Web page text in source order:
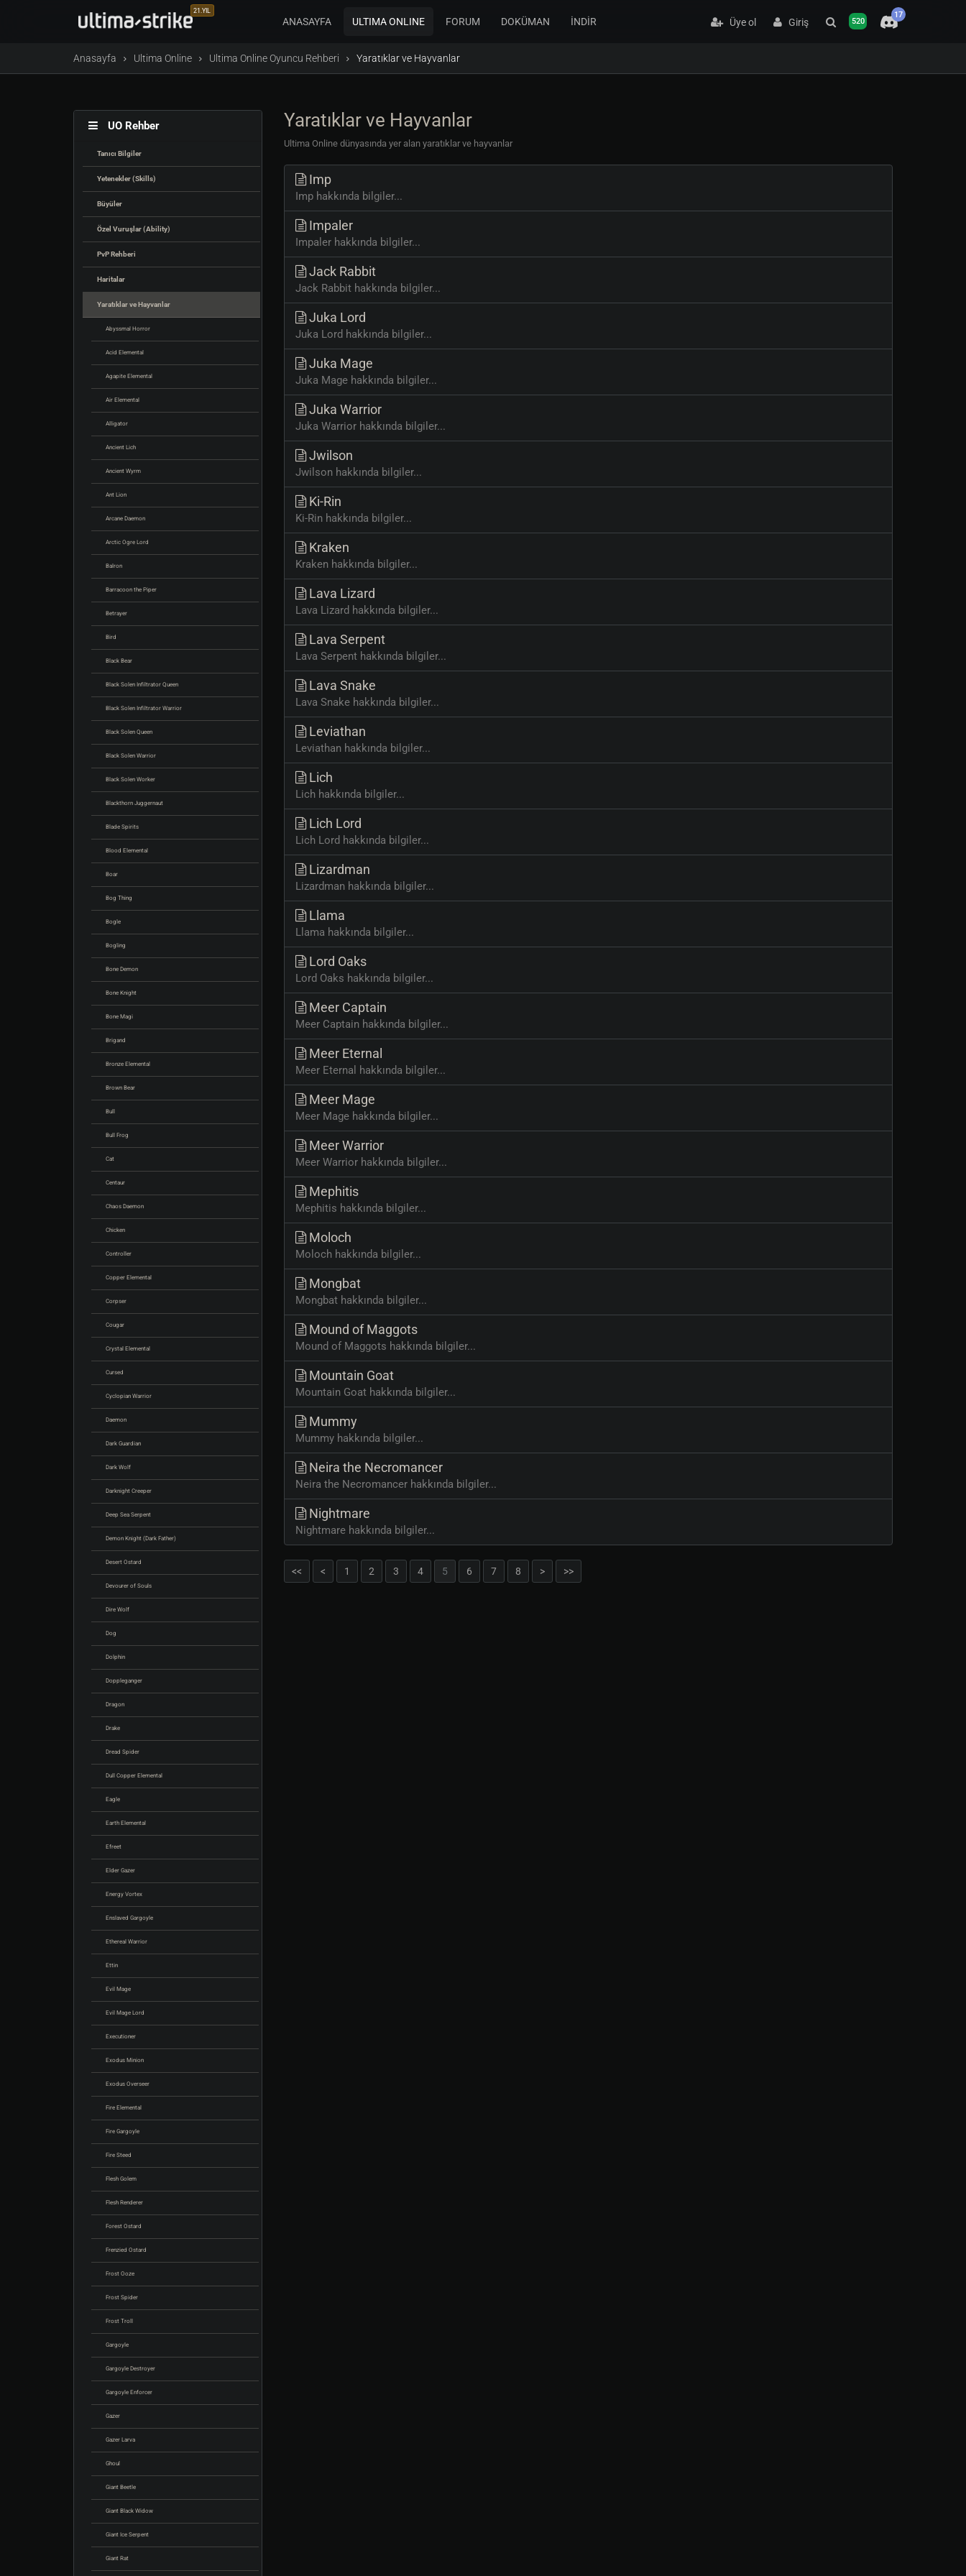
21.YIL
ANASAYFA ULTIMA ONLINE FORUM DOKÜMAN İNDİR Üye ol Giriş 520
17
Anasayfa Ultima Online Ultima Online Oyuncu Rehberi Yaratıklar ve Hayvanlar
UO Rehber
Tanıcı Bilgiler
Yetenekler (Skills)
Büyüler
Özel Vuruşlar (Ability)
PvP Rehberi
Haritalar
Yaratıklar ve Hayvanlar
Abyssmal Horror
Acid Elemental
Agapite Elemental
Air Elemental
Alligator
Ancient Lich
Ancient Wyrm
Ant Lion
Arcane Daemon
Arctic Ogre Lord
Balron
Barracoon the Piper
Betrayer
Bird
Black Bear
Black Solen Infiltrator Queen
Black Solen Infiltrator Warrior
Black Solen Queen
Black Solen Warrior
Black Solen Worker
Blackthorn Juggernaut
Blade Spirits
Blood Elemental
Boar
Bog Thing
Bogle
Bogling
Bone Demon
Bone Knight
Bone Magi
Brigand
Bronze Elemental
Brown Bear
Bull
Bull Frog
Cat
Centaur
Chaos Daemon
Chicken
Controller
Copper Elemental
Corpser
Cougar
Crystal Elemental
Cursed
Cyclopian Warrior
Daemon
Dark Guardian
Dark Wolf
Darknight Creeper
Deep Sea Serpent
Demon Knight (Dark Father)
Desert Ostard
Devourer of Souls
Dire Wolf
Dog
Dolphin
Doppleganger
Dragon
Drake
Dread Spider
Dull Copper Elemental
Eagle
Earth Elemental
Efreet
Elder Gazer
Energy Vortex
Enslaved Gargoyle
Ethereal Warrior
Ettin
Evil Mage
Evil Mage Lord
Executioner
Exodus Minion
Exodus Overseer
Fire Elemental
Fire Gargoyle
Fire Steed
Flesh Golem
Flesh Renderer
Forest Ostard
Frenzied Ostard
Frost Ooze
Frost Spider
Frost Troll
Gargoyle
Gargoyle Destroyer
Gargoyle Enforcer
Gazer
Gazer Larva
Ghoul
Giant Beetle
Giant Black Widow
Giant Ice Serpent
Giant Rat
Yaratıklar ve Hayvanlar
Ultima Online dünyasında yer alan yaratıklar ve hayvanlar
Imp
Imp hakkında bilgiler...
Impaler
Impaler hakkında bilgiler...
Jack Rabbit
Jack Rabbit hakkında bilgiler...
Juka Lord
Juka Lord hakkında bilgiler...
Juka Mage
Juka Mage hakkında bilgiler...
Juka Warrior
Juka Warrior hakkında bilgiler...
Jwilson
Jwilson hakkında bilgiler...
Ki-Rin
Ki-Rin hakkında bilgiler...
Kraken
Kraken hakkında bilgiler...
Lava Lizard
Lava Lizard hakkında bilgiler...
Lava Serpent
Lava Serpent hakkında bilgiler...
Lava Snake
Lava Snake hakkında bilgiler...
Leviathan
Leviathan hakkında bilgiler...
Lich
Lich hakkında bilgiler...
Lich Lord
Lich Lord hakkında bilgiler...
Lizardman
Lizardman hakkında bilgiler...
Llama
Llama hakkında bilgiler...
Lord Oaks
Lord Oaks hakkında bilgiler...
Meer Captain
Meer Captain hakkında bilgiler...
Meer Eternal
Meer Eternal hakkında bilgiler...
Meer Mage
Meer Mage hakkında bilgiler...
Meer Warrior
Meer Warrior hakkında bilgiler...
Mephitis
Mephitis hakkında bilgiler...
Moloch
Moloch hakkında bilgiler...
Mongbat
Mongbat hakkında bilgiler...
Mound of Maggots
Mound of Maggots hakkında bilgiler...
Mountain Goat
Mountain Goat hakkında bilgiler...
Mummy
Mummy hakkında bilgiler...
Neira the Necromancer
Neira the Necromancer hakkında bilgiler...
Nightmare
Nightmare hakkında bilgiler...
<< < 1 2 3 4 5 6 7 8 > >>